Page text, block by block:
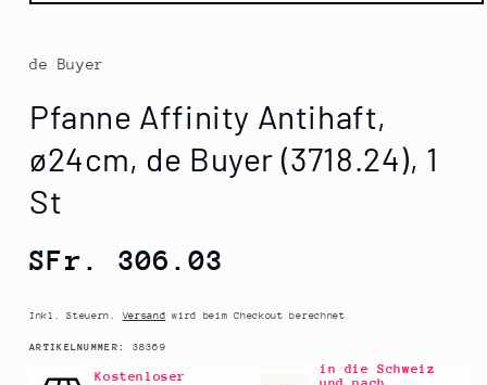
Medien
Modal
öffnen
de Buyer
Pfanne Affinity Antihaft,
ø24cm, de Buyer (3718.24), 1
St
Normaler
SFr. 306.03
Inkl. Steuern.Versand wird beim Checkout berechnet
ARTIKELNUMMER: SKU:
38369
Kostenloser
in die Schweiz